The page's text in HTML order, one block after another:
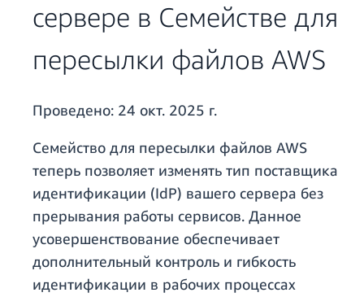
сервере в Семействе для
пересылки файлов AWS
Проведено: 24 окт. 2025 г.
Семейство для пересылки файлов AWS
теперь позволяет изменять тип поставщика
идентификации (IdP) вашего сервера без
прерывания работы сервисов. Данное
усовершенствование обеспечивает
дополнительный контроль и гибкость
идентификации в рабочих процессах